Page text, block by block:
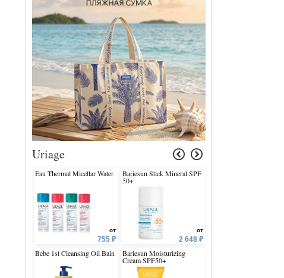
Uriage
Eau Thermal Micellar Water
от
755 ₽
Bebe 1st Cleansing Oil Bain
Bariesun Stick Mineral SPF
50+
от
2 648 ₽
Bariesun Moisturizing
Cream SPF50+